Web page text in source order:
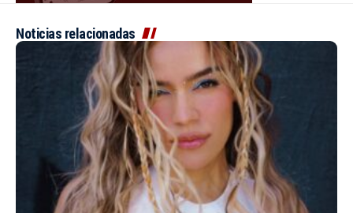
Noticias relacionadas